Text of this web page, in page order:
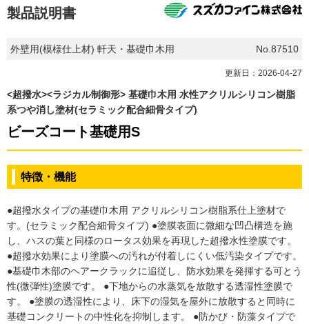
製品説明書
外壁用(模様仕上材) 軒天・基礎巾木用 No.87510
更新日：2026-04-27
<超撥水><ラジカル制御形> 基礎巾木用 水性アクリルシリコン樹脂
系つや消し塗材(セラミック配合細骨タイプ)
ビーズコート基礎用S
特徴・機能
●超撥水タイプの基礎巾木用 アクリルシリコン樹脂系仕上塗材で
す。(セラミック配合細骨タイプ) ●塗膜表面に微細な凹凸構造を施
し、ハスの葉と同様のロータス効果を再現した超撥水性塗膜です。
●超撥水効果により塗膜への汚れが付着しにくい低汚染タイプです。
●基礎巾木部のヘアークラックに追従し、防水効果を発揮する可とう
性(微弾性)塗膜です。 ●下地からの水蒸気を放散する透湿性塗膜で
す。 ●塗膜の透湿性により、床下の湿気を屋外に放散すると同時に
基礎コンクリートの中性化を抑制します。 ●防かび・防藻タイプで